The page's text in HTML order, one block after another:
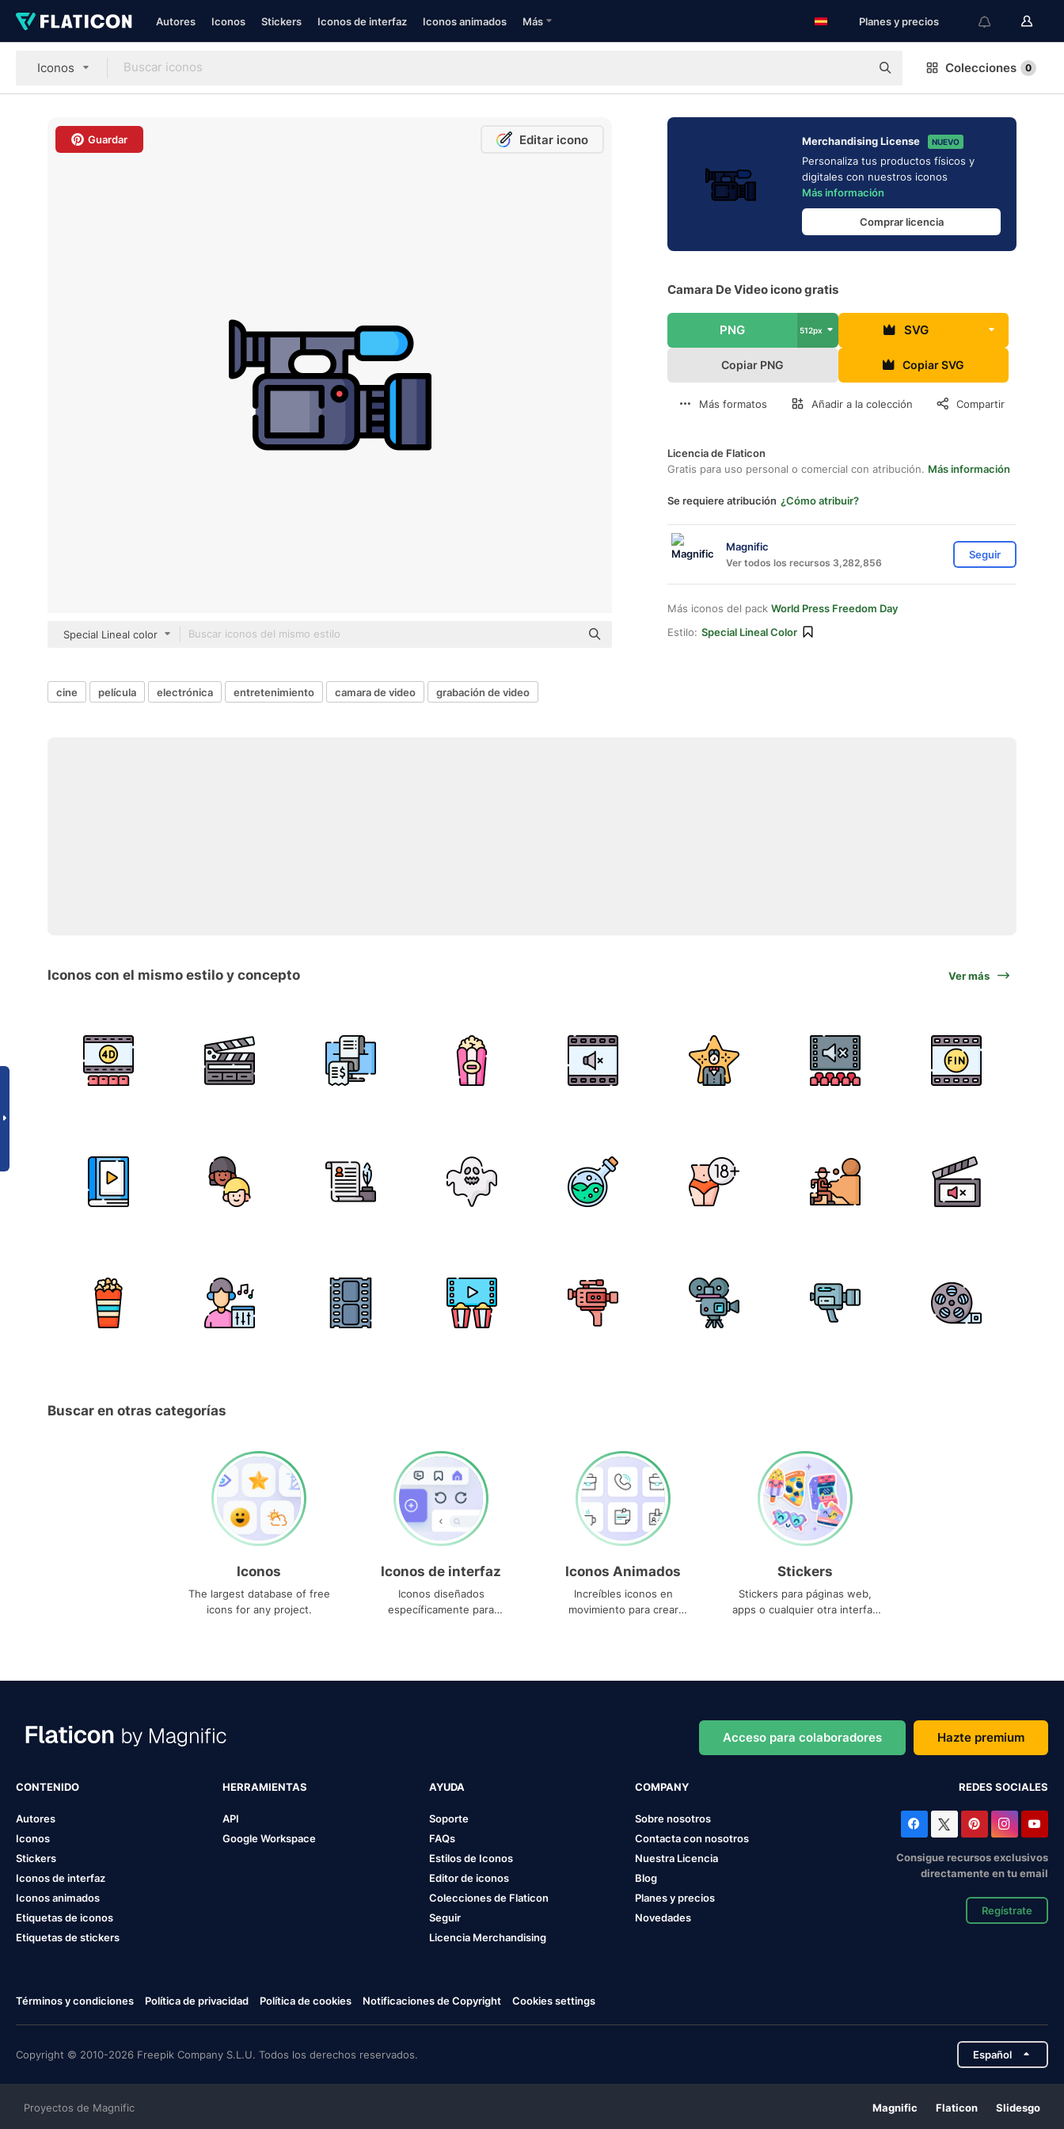
Autores Iconos Stickers Iconos de interfaz Iconos animados Más Planes y precios
Iconos Colecciones 0
Guardar Editar icono
Special Lineal color
Merchandising License NUEVO
Personaliza tus productos físicos y
digitales con nuestros iconos
Más información
Comprar licencia
Camara De Video icono gratis
PNG 512px SVG
Copiar PNG Copiar SVG
Más formatos Añadir a la colección Compartir
Licencia de Flaticon
Gratis para uso personal o comercial con atribución. Más información
Se requiere atribución ¿Cómo atribuir?
Magnific
Ver todos los recursos 3,282,856
Seguir
Más iconos del pack World Press Freedom Day
Estilo: Special Lineal Color
cine película electrónica entretenimiento camara de video grabación de video
Iconos con el mismo estilo y concepto Ver más
Buscar en otras categorías
Iconos
The largest database of free
icons for any project.
Iconos de interfaz
Iconos diseñados
específicamente para
Iconos Animados
Increíbles iconos en
movimiento para crear
Stickers
Stickers para páginas web,
apps o cualquier otra interfaz
Acceso para colaboradores Hazte premium
CONTENIDO
Autores
Iconos
Stickers
Iconos de interfaz
Iconos animados
Etiquetas de iconos
Etiquetas de stickers
HERRAMIENTAS
API
Google Workspace
AYUDA
Soporte
FAQs
Estilos de Iconos
Editor de iconos
Colecciones de Flaticon
Seguir
Licencia Merchandising
COMPANY
Sobre nosotros
Contacta con nosotros
Nuestra Licencia
Blog
Planes y precios
Novedades
REDES SOCIALES
Consigue recursos exclusivos
directamente en tu email
Regístrate
Términos y condiciones Política de privacidad Política de cookies Notificaciones de Copyright Cookies settings
Copyright © 2010-2026 Freepik Company S.L.U. Todos los derechos reservados. Español
Proyectos de Magnific Magnific Flaticon Slidesgo